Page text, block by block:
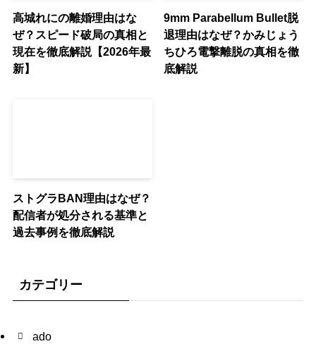
高城れにの離婚理由はな
ぜ？スピード破局の真相と
現在を徹底解説【2026年最
新】
9mm Parabellum Bullet脱
退理由はなぜ？かみじょう
ちひろ電撃離脱の真相を徹
底解説
ストグラBAN理由はなぜ？
配信者が処分される基準と
過去事例を徹底解説
カテゴリー
ado